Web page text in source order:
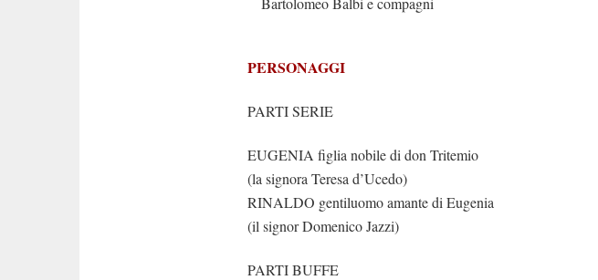
PERSONAGGI
PARTI SERIE
EUGENIA figlia nobile di don Tritemio
(la signora Teresa d’Ucedo)
RINALDO gentiluomo amante di Eugenia
(il signor Domenico Jazzi)
PARTI BUFFE